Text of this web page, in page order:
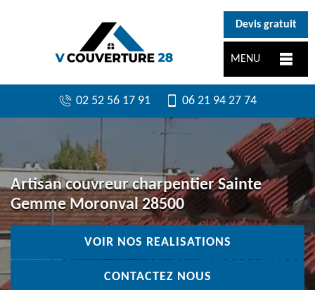
Devis gratuit
MENU
02 52 56 17 91 06 21 94 27 74
Artisan couvreur charpentier Sainte
Gemme Moronval 28500
VOIR NOS REALISATIONS
CONTACTEZ NOUS